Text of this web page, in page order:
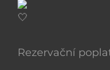
Rezervační